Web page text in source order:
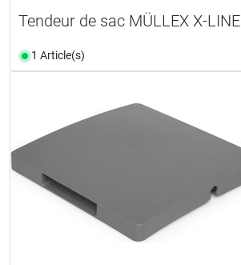
Tendeur de sac MÜLLEX X-LINE
1 Article(s)